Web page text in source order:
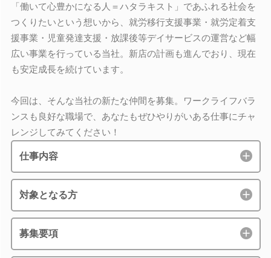
「働いて心豊かになる人＝ハタラキスト」であふれる社会を
つくりたいという想いから、就労移行支援事業・就労定着支
援事業・児童発達支援・放課後等デイサービスの運営など幅
広い事業を行っている当社。新店の計画も進んでおり、現在
も安定成長を続けています。
今回は、そんな当社の新たな仲間を募集。ワークライフバラ
ンスも良好な職場で、あなたもぜひやりがいある仕事にチャ
レンジしてみてください！
仕事内容
対象となる方
募集要項